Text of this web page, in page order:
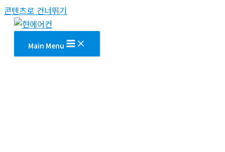
콘텐츠로 건너뛰기
Main Menu